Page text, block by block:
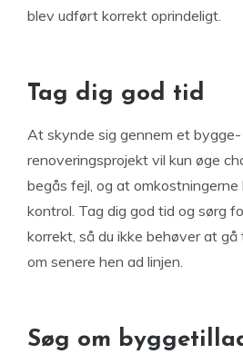
blev udført korrekt oprindeligt.
Tag dig god tid
At skynde sig gennem et bygge-
renoveringsprojekt vil kun øge
begås fejl, og at omkostningerne
kontrol. Tag dig god tid og sørg
korrekt, så du ikke behøver at
om senere hen ad linjen.
Søg om